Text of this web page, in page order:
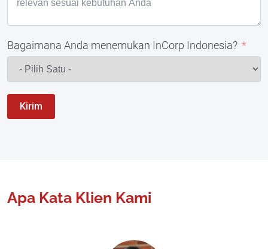
Bagaimana Anda menemukan InCorp Indonesia?
Kirim
Apa Kata Klien Kami